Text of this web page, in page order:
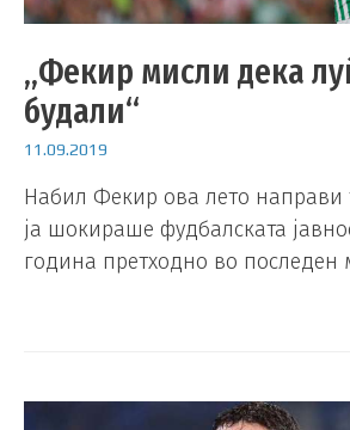
„Фекир мисли дека
будали“
11.09.2019
Набил Фекир ова лето направи
ја шокираше фудбалската
година претходно во последен